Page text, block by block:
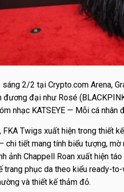
sáng 2/2 tại Crypto.com Arena,
đương đại như Rosé
nhạc KATSEYE — Mỗi cá
FKA Twigs xuất hiện trong thiết
chi tiết mang tính biểu tượng,
ảnh Chappell Roanxuất hiện táo
trang phục da theo kiểu ready-
và thiết kế thảm đỏ.